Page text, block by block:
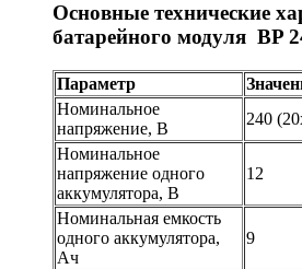
Основные технические
батарейного модуля BP
Параметр
Номинальное
напряжение, В
240
Номинальное
напряжение одного
аккумулятора, В
12
Номинальная емкость
одного аккумулятора,
Ач
9